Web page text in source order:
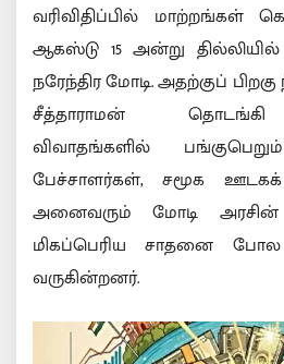
வரிவிதிப்பில் மாற்றங்கள்
ஆகஸ்டு 15 அன்று தில்லியில்
நரேந்திர மோடி. அதற்குப்
சீத்தாராமன்
விவாதங்களில்
பேச்சாளர்கள், சமூக
அனைவரும் மோடி
மிகப்பெரிய சாதனை போல
வருகின்றனர்.